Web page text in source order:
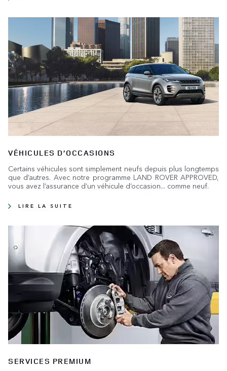
VÉHICULES D’OCCASIONS
Certains véhicules sont simplement neufs depuis plus longtemps
que d’autres. Avec notre programme LAND ROVER APPROVED,
vous avez l’assurance d’un véhicule d’occasion... comme neuf.
LIRE LA SUITE
SERVICES PREMIUM